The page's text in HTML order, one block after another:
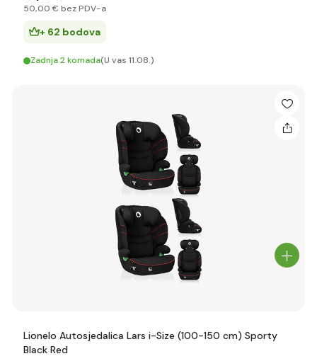
50,00 € bez PDV-a
+ 62 bodova
Zadnja 2 komada(U vas 11.08.)
Lionelo Autosjedalica Lars i-Size (100-150 cm) Sporty
Black Red